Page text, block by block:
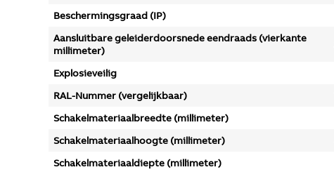
Beschermingsgraad (IP)
Aansluitbare geleiderdoorsnede eendraads (vierkante
millimeter)
Explosieveilig
RAL-Nummer (vergelijkbaar)
Schakelmateriaalbreedte (millimeter)
Schakelmateriaalhoogte (millimeter)
Schakelmateriaaldiepte (millimeter)